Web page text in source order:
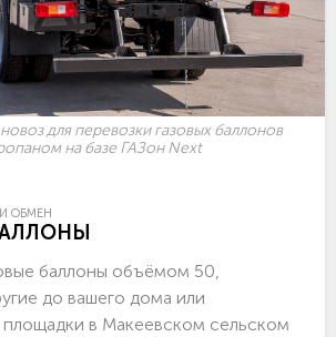
для перевозки газовых баллонов
на базе ГАЗон Next
ОБМЕН
баллоны объёмом 50,
до вашего дома или
площадки в Макеевском сельском